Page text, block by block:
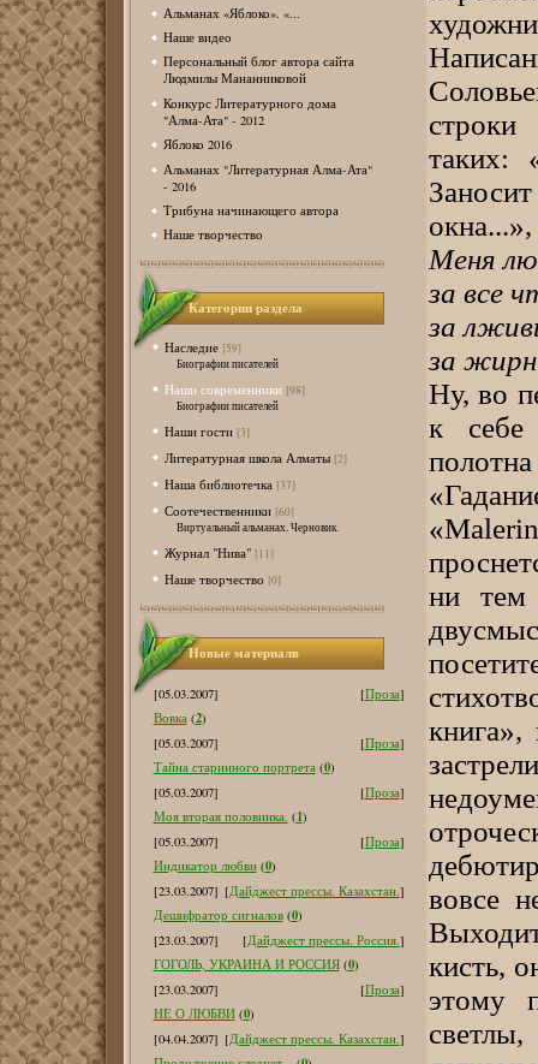
Альманах «Яблоко». «...
Наше видео
Персональный блог автора сайта
Людмилы Мананниковой
Конкурс Литературного дома
"Алма-Ата" - 2012
Яблоко 2016
Альманах "Литературная Алма-Ата"
- 2016
Трибуна начинающего автора
Наше творчество
Категории раздела
Наследие [59]
Биографии писателей
Наши современники [98]
Биографии писателей
Наши гости [3]
Литературная школа Алматы [2]
Наша библиотечка [37]
Соотечественники [60]
Виртуальный альманах. Черновик.
Журнал "Нива" [11]
Наше творчество [0]
Новые материалв
[05.03.2007] [Проза]
Вовка (2)
[05.03.2007]
[Проза]
Тайна старинного портрета (0)
[05.03.2007]
[Проза]
Моя вторая половинка. (1)
[05.03.2007]
[Проза]
Индикатор любви (0)
[23.03.2007] [Дайджест прессы. Казахстан.]
Дешифратор сигналов (0)
[23.03.2007]
[Дайджест прессы. Россия.]
ГОГОЛЬ, УКРАИНА И РОССИЯ (0)
[23.03.2007]
[Проза]
НЕ О ЛЮБВИ (0)
[04.04.2007] [Дайджест прессы. Казахстан.]
таких:
Меня
за все
за
за
Ну, во
к себе
ни тем
вовсе
кисть,
этому